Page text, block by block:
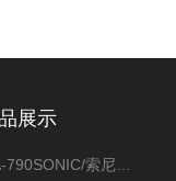
展示